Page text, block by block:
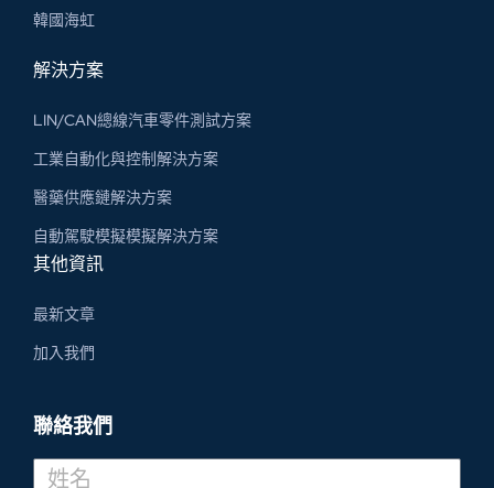
韓國海虹
解決方案
LIN/CAN總線汽車零件測試方案
工業自動化與控制解決方案
醫藥供應鏈解決方案
自動駕駛模擬模擬解決方案
其他資訊
最新文章
加入我們
聯絡我們